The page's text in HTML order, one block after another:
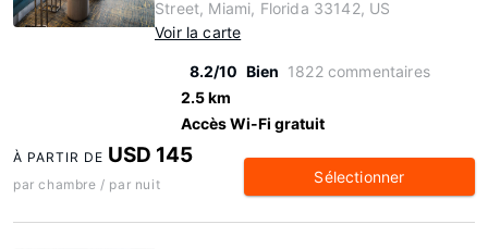
Street, Miami, Florida 33142, US
Voir la carte
8.2/10 Bien 1822 commentaires
2.5 km
Accès Wi-Fi gratuit
À PARTIR DE USD 145
par chambre / par nuit Sélectionner